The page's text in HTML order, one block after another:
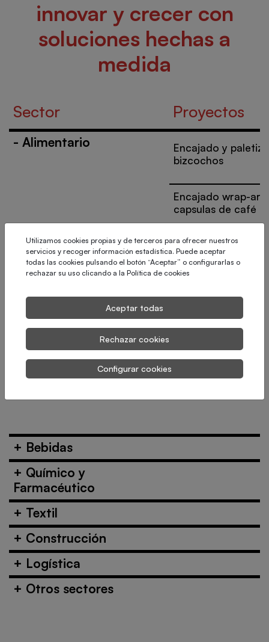
innovar y crecer con
soluciones hechas a
medida
Sector Proyectos
- Alimentario
Encajado y
bizcochos
Encajado wrap-
capsulas de café
Paletizado y
cubetas de plástico
Automatización de
condensada
+ Bebidas
+ Químico y
Farmacéutico
+ Textil
+ Construcción
+ Logística
+ Otros sectores
Utilizamos cookies propias y de terceros para ofrecer nuestros
servicios y recoger información estadística. Puede aceptar
todas las cookies pulsando el botón “Aceptar” o configurarlas o
rechazar su uso clicando a la Política de cookies
Aceptar todas
Rechazar cookies
Configurar cookies